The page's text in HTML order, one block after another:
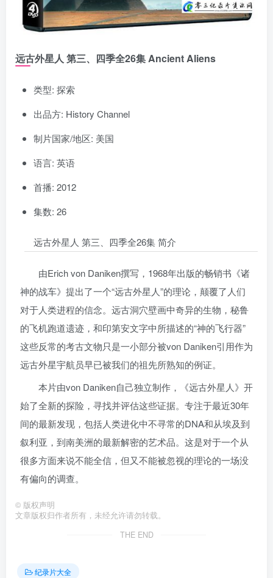
远古外星人 第三、四季全26集 Ancient Aliens
类型: 探索
出品方: History Channel
制片国家/地区: 美国
语言: 英语
首播: 2012
集数: 26
远古外星人 第三、四季全26集 简介
由Erich von Daniken撰写，1968年出版的畅销书《诸
神的战车》提出了一个“远古外星人”的理论，颠覆了人们
对于人类进程的信念。远古洞穴壁画中奇异的生物，秘鲁
的飞机跑道遗迹，和印第安文字中所描述的“神的飞行器”
这些反常的考古文物只是一小部分被von Daniken引用作为
远古外星宇航员早已被我们的祖先所熟知的例证。
本片由von Daniken自己独立制作，《远古外星人》开
始了全新的探险，寻找并评估这些证据。专注于最近30年
间的最新发现，包括人类进化中不寻常的DNA和从埃及到
叙利亚，到南美洲的最新解密的艺术品。这是对于一个从
很多方面来说不能全信，但又不能被忽视的理论的一场没
有偏向的调查。
© 版权声明
文章版权归作者所有，未经允许请勿转载。
THE END
纪录片大全